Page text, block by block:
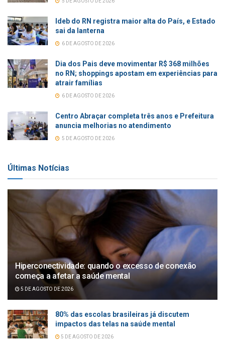
Ideb do RN registra maior alta do País, e Estado
sai da lanterna
6 DE AGOSTO DE 2026
Dia dos Pais deve movimentar R$ 368 milhões
no RN; shoppings apostam em experiências para
atrair famílias
6 DE AGOSTO DE 2026
Centro Abraçar completa três anos e Prefeitura
anuncia melhorias no atendimento
5 DE AGOSTO DE 2026
Últimas Notícias
Hiperconectividade: quando o excesso de conexão
começa a afetar a saúde mental
5 DE AGOSTO DE 2026
80% das escolas brasileiras já discutem
impactos das telas na saúde mental
5 DE AGOSTO DE 2026